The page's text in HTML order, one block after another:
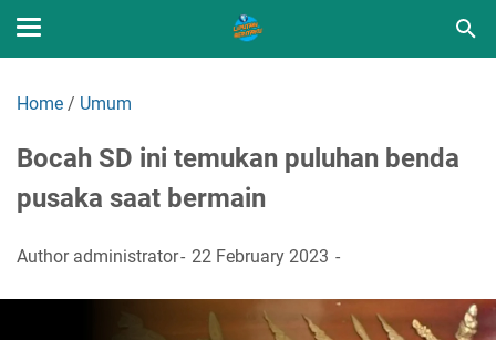
Home / Umum
Bocah SD ini temukan puluhan benda
pusaka saat bermain
Author administrator 22 February 2023